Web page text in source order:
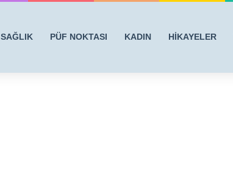
SAĞLIK PÜF NOKTASI KADIN HİKAYELER